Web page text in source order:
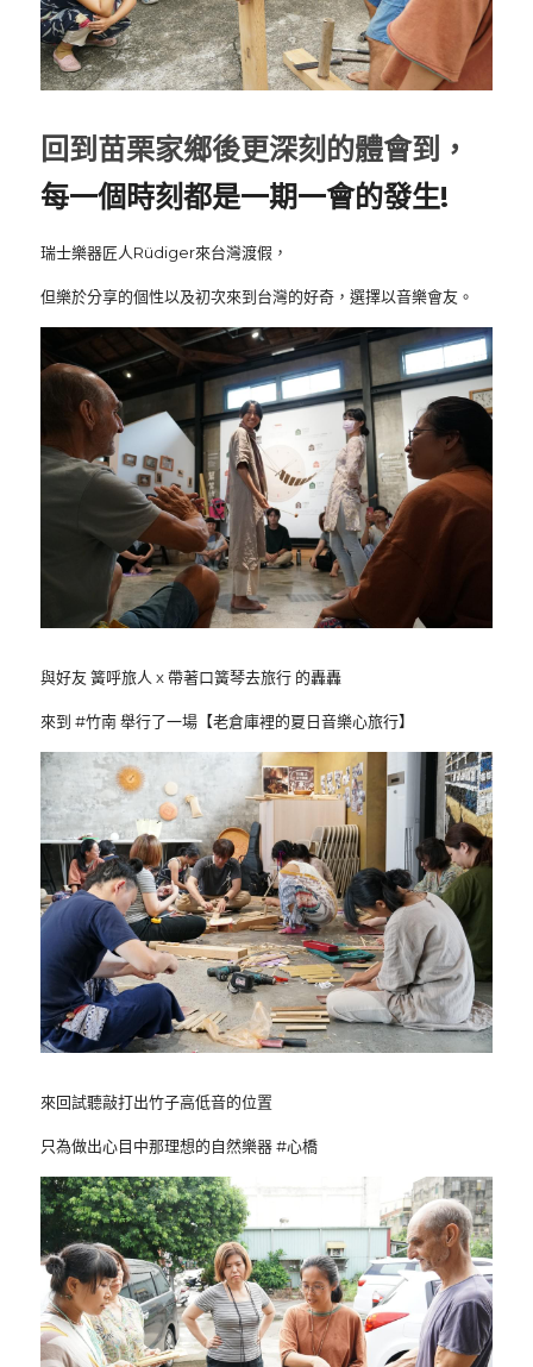
回到苗栗家鄉後更深刻的體會到，
每一個時刻都是一期一會的發生!
瑞士樂器匠人Rüdiger來台灣渡假，
但樂於分享的個性以及初次來到台灣的好奇，選擇以音樂會友。
與好友 簧呼旅人 x 帶著口簧琴去旅行 的轟轟
來到 #竹南 舉行了一場【老倉庫裡的夏日音樂心旅行】
來回試聽敲打出竹子高低音的位置
只為做出心目中那理想的自然樂器 #心橋